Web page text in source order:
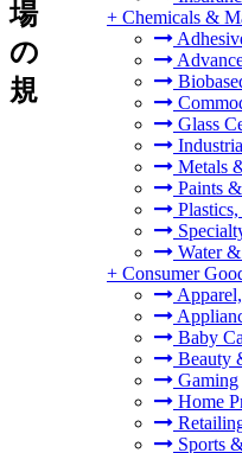
+ Chemicals &
Glass
Metals
Paints
Water
+ Consumer
Baby
Beauty
Gaming
Home
Sports
場
の
規